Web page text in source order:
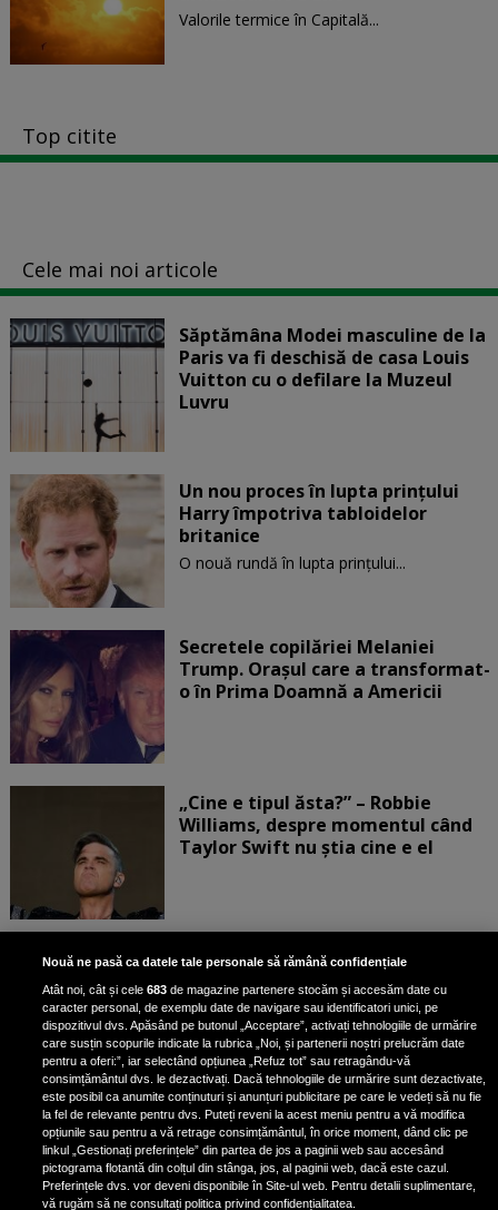
Valorile termice în Capitală...
Top citite
Cele mai noi articole
Săptămâna Modei masculine de la
Paris va fi deschisă de casa Louis
Vuitton cu o defilare la Muzeul
Luvru
Un nou proces în lupta prinţului
Harry împotriva tabloidelor
britanice
O nouă rundă în lupta prinţului...
Secretele copilăriei Melaniei
Trump. Orașul care a transformat-
o în Prima Doamnă a Americii
„Cine e tipul ăsta?” – Robbie
Williams, despre momentul când
Taylor Swift nu știa cine e el
Bruce Dickinson, solistul trupei
Iron Maiden, şi-a arătat talentul
de scrimer la un concurs în Franţa
Nicki Minaj, acuzată de agresiune
de fostul manager: Detalii șocante
din proces
Nicki Minaj le-a lăudat pe...
Nouă ne pasă ca datele tale personale să rămână confidențiale
Atât noi, cât și cele683 de magazine partenere stocăm și accesăm date cu
caracter personal, de exemplu date de navigare sau identificatori unici, pe
dispozitivul dvs. Apăsând pe butonul „Acceptare”, activați tehnologiile de urmărire
care susțin scopurile indicate la rubrica „Noi, și partenerii noștri prelucrăm date
pentru a oferi:”, iar selectând opțiunea „Refuz tot” sau retragându-vă
consimțământul dvs. le dezactivați. Dacă tehnologiile de urmărire sunt dezactivate,
este posibil ca anumite conținuturi și anunțuri publicitare pe care le vedeți să nu fie
la fel de relevante pentru dvs. Puteți reveni la acest meniu pentru a vă modifica
opțiunile sau pentru a vă retrage consimțământul, în orice moment, dând clic pe
linkul „Gestionați preferințele” din partea de jos a paginii web sau accesând
pictograma flotantă din colțul din stânga, jos, al paginii web, dacă este cazul.
Preferințele dvs. vor deveni disponibile în Site-ul web. Pentru detalii suplimentare,
vă rugăm să ne consultați politica privind confidențialitatea.